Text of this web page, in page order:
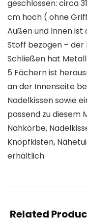
geschlossen: circa
cm hoch ( ohne
Außen und Innen
Stoff bezogen –
Schließen hat
5 Fächern ist
an der Innenseite
Nadelkissen sowie
passend zu diesem
Nähkörbe,
Knopfkisten,
erhältlich
Related